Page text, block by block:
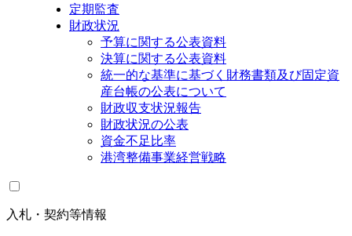
定期監査
財政状況
予算に関する公表資料
決算に関する公表資料
統一的な基準に基づく財務書類及び固定資
産台帳の公表について
財政収支状況報告
財政状況の公表
資金不足比率
港湾整備事業経営戦略
入札・契約等情報